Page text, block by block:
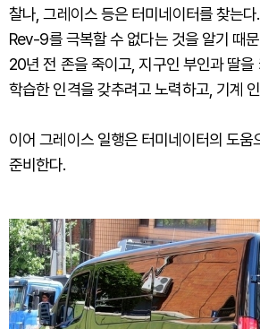
찰나, 그레이스 등은 터미네이터를 찾는
Rev-9를 극복할 수 없다는 것을 알기 때
20년 전 존을 죽이고, 지구인 부인과 딸을
학습한 인격을 갖추려고 노력하고, 기계
이어 그레이스 일행은 터미네이터의 도
준비한다.